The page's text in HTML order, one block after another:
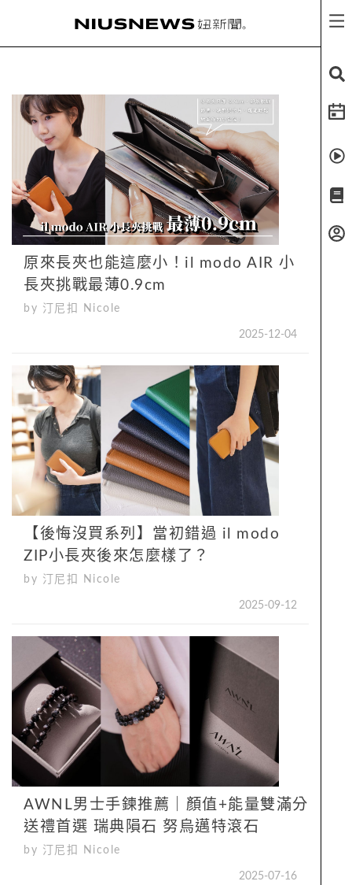
原來長夾也能這麼小！il modo AIR 小
長夾挑戰最薄0.9cm
by 汀尼扣 Nicole
2025-12-04
【後悔沒買系列】當初錯過 il modo
ZIP小長夾後來怎麼樣了？
by 汀尼扣 Nicole
2025-09-12
AWNL男士手鍊推薦｜顏值+能量雙滿分
送禮首選 瑞典隕石 努烏邁特滾石
by 汀尼扣 Nicole
2025-07-16